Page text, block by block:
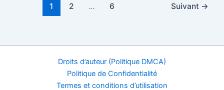
1 2 … 6 Suivant →
Droits d’auteur (Politique DMCA)
Politique de Confidentialité
Termes et conditions d’utilisation